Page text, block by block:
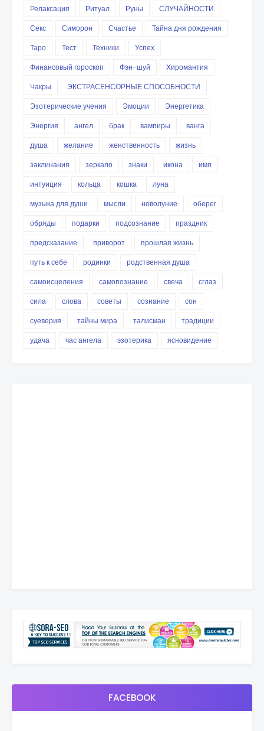
Релаксация
Ритуал Руны
СЛУЧАЙНОСТИ
Секс
Симорон Счастье
Тайна дня рождения
Таро
Тест Техники
Успех
Финансовый гороскоп
Фэн-шуй
Хиромантия
Чакры
ЭКСТРАСЕНСОРНЫЕ СПОСОБНОСТИ
Эзотерические учения
Эмоции
Энергетика
Энергия
ангел брак вампиры
ванга
душа
желание женственность
жизнь
заклинания
зеркало знаки икона
имя
интуиция
кольца кошка
луна
музыка для души
мысли новолуние
оберег
обряды
подарки подсознание
праздник
предсказание
приворот
прошлая жизнь
путь к себе
родинки
родственная душа
самоисцеления
самопознание свеча
сглаз
сила
слова советы сознание
сон
суеверия
тайны мира талисман
традиции
удача
час ангела эзотерика ясновидение
FACEBOOK